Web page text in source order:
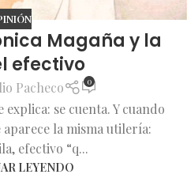
Magaña y la
efectivo
Pacheco 0
se cuenta. Y cuando
aparece la misma utilería:
efectivo “q...
LEYENDO